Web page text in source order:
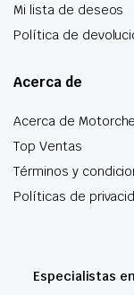
Mi lista de deseos
Política de
Acerca de
Acerca de Motorche
Top Ventas
Términos y
Políticas de
Especialistas